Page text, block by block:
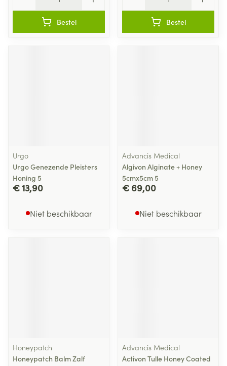
Bestel Bestel
Urgo
Urgo Genezende Pleisters
Honing 5
€ 13,90
Niet beschikbaar
Advancis Medical
Algivon Alginate + Honey
5cmx5cm 5
€ 69,00
Niet beschikbaar
Honeypatch
Honeypatch Balm Zalf
Advancis Medical
Activon Tulle Honey Coated